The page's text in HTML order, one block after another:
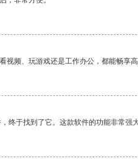
频、玩游戏还是工作办公，都能畅享
终于找到了它。这款软件的功能非常强